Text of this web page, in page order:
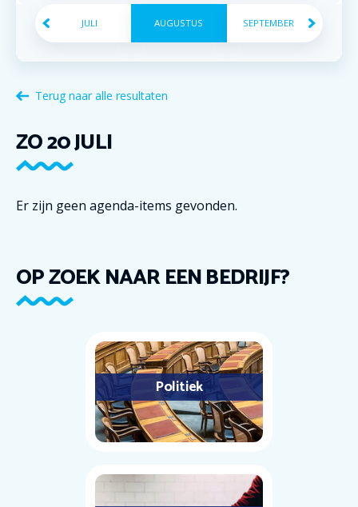
JULI AUGUSTUS SEPTEMBER
Terug naar alle resultaten
ZO20JULI
Er zijn geen agenda-items gevonden.
OP ZOEK NAAR EEN BEDRIJF?
Politiek